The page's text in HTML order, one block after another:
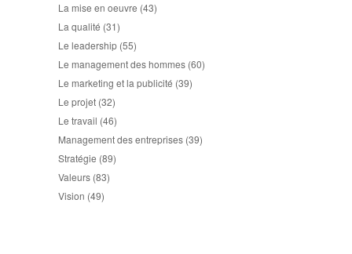
La mise en oeuvre (43)
La qualité (31)
Le leadership (55)
Le management des hommes (60)
Le marketing et la publicité (39)
Le projet (32)
Le travail (46)
Management des entreprises (39)
Stratégie (89)
Valeurs (83)
Vision (49)